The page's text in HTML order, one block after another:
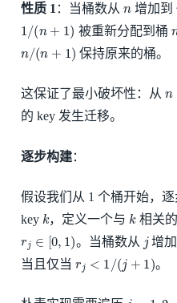
性质 1 ：当桶数从 增加到
1 (n 被重新分配到桶
(n 保持原来的桶。
这保证了最小破坏性：从
的 key 发生迁移。
逐步构建：
假设我们从 1 个桶开始，逐
key k，定义一个与 k 相关
0, 1) 。当桶数从 增加
当且仅当
( +1) 。
= 2 …